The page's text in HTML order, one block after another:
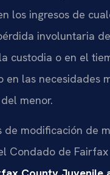
los ingresos de
involuntaria
custodia o en el
en las necesidades
menor.
de modificación de
Condado de Fairfax